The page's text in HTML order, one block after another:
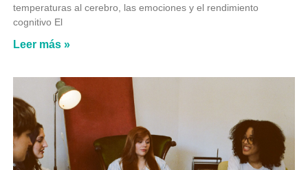
temperaturas al cerebro, las emociones y el rendimiento
cognitivo El
Leer más »